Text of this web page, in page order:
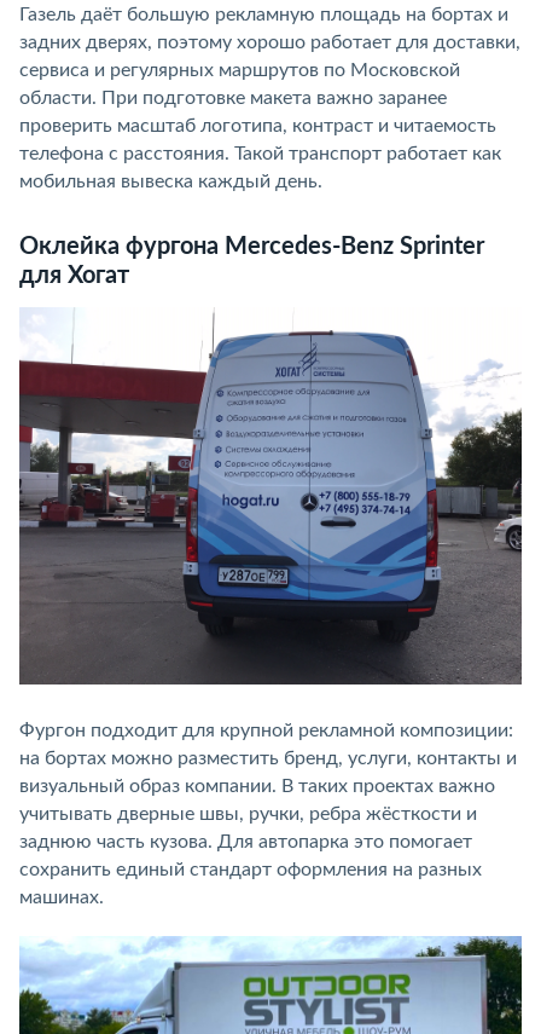
Газель даёт большую рекламную площадь на бортах и
задних дверях, поэтому хорошо работает для доставки,
сервиса и регулярных маршрутов по Московской
области. При подготовке макета важно заранее
проверить масштаб логотипа, контраст и читаемость
телефона с расстояния. Такой транспорт работает как
мобильная вывеска каждый день.
Оклейка фургона Mercedes-Benz Sprinter
для Хогат
Фургон подходит для крупной рекламной композиции:
на бортах можно разместить бренд, услуги, контакты и
визуальный образ компании. В таких проектах важно
учитывать дверные швы, ручки, ребра жёсткости и
заднюю часть кузова. Для автопарка это помогает
сохранить единый стандарт оформления на разных
машинах.